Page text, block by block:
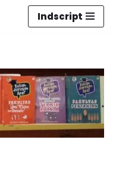
Indscript